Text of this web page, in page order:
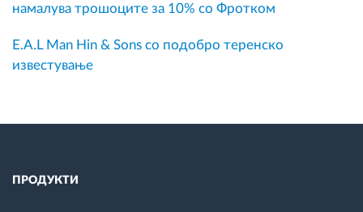
намалува трошоците за 10% со Фротком
E.A.L Man Hin & Sons со подобро теренско
известување
ПРОДУКТИ